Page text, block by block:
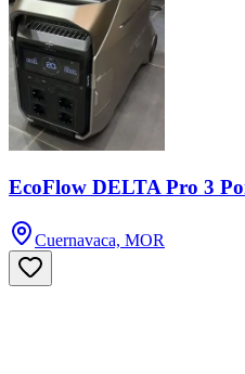
EcoFlow DELTA Pro 3
Cuernavaca, MOR